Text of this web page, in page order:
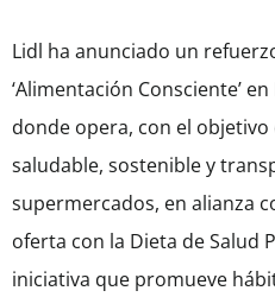
Lidl ha anunciado un
‘Alimentación Consciente’
donde opera, con el
saludable, sostenible y
supermercados, en alianza
oferta con la Dieta de Salud
iniciativa que promueve